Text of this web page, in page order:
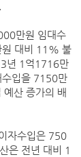
만원 임대수
대비 11% 불
년 1억1716만
입을 7150만
산 증가의 배
자수입은 750
은 전년 대비 1